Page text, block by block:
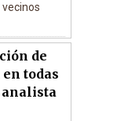
de
todas